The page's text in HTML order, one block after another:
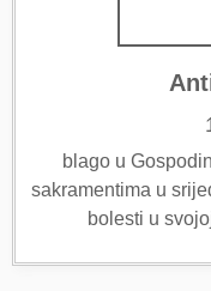
blago u
sakramentima u
bolesti u